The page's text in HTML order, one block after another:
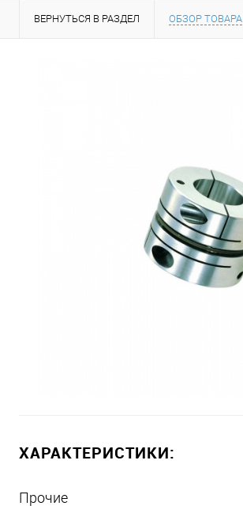
ВЕРНУТЬСЯ В РАЗДЕЛ ОБЗОР ТОВАРА
ХАРАКТЕРИСТИКИ:
Прочие